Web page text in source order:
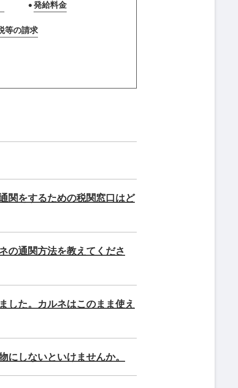
発給料金
等の請求
関をするための税関窓口はど
の通関方法を教えてくださ
した。カルネはこのまま使え
しないといけませんか。